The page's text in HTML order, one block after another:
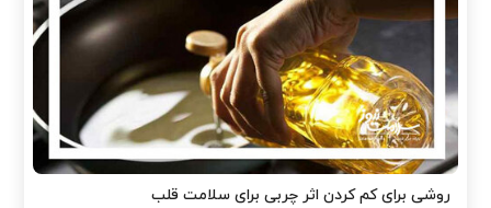
روشی برای کم کردن اثر چربی برای سلامت قلب